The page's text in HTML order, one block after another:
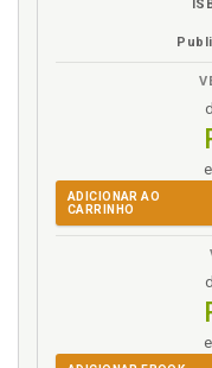
Monitoramento e
Monitoramento,
Norma geral.
constitucional das
Norma geral.
Norma geral.
meio de normas
Norma. "Toda
Normas gerais
ADICIONAR AO
CARRINHO